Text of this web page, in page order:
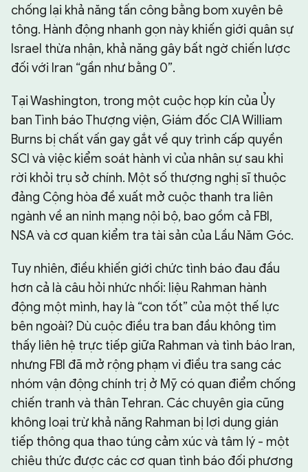
chống lại khả năng tấn công bằng bom xuyên bê
tông. Hành động nhanh gọn này khiến giới quân sự
Israel thừa nhận, khả năng gây bất ngờ chiến lược
đối với Iran “gần như bằng 0”.
Tại Washington, trong một cuộc họp kín của Ủy
ban Tình báo Thượng viện, Giám đốc CIA William
Burns bị chất vấn gay gắt về quy trình cấp quyền
SCI và việc kiểm soát hành vi của nhân sự sau khi
rời khỏi trụ sở chính. Một số thượng nghị sĩ thuộc
đảng Cộng hòa đề xuất mở cuộc thanh tra liên
ngành về an ninh mạng nội bộ, bao gồm cả FBI,
NSA và cơ quan kiểm tra tài sản của Lầu Năm Góc.
Tuy nhiên, điều khiến giới chức tình báo đau đầu
hơn cả là câu hỏi nhức nhối: liệu Rahman hành
động một mình, hay là “con tốt” của một thế lực
bên ngoài? Dù cuộc điều tra ban đầu không tìm
thấy liên hệ trực tiếp giữa Rahman và tình báo Iran,
nhưng FBI đã mở rộng phạm vi điều tra sang các
nhóm vận động chính trị ở Mỹ có quan điểm chống
chiến tranh và thân Tehran. Các chuyên gia cũng
không loại trừ khả năng Rahman bị lợi dụng gián
tiếp thông qua thao túng cảm xúc và tâm lý - một
chiêu thức được các cơ quan tình báo đối phương